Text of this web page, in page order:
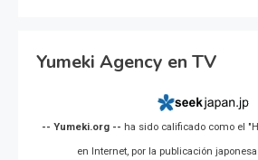
Yumeki Agency en TV
-- Yumeki.org -- ha sido calificado como el
en Internet, por la publicación